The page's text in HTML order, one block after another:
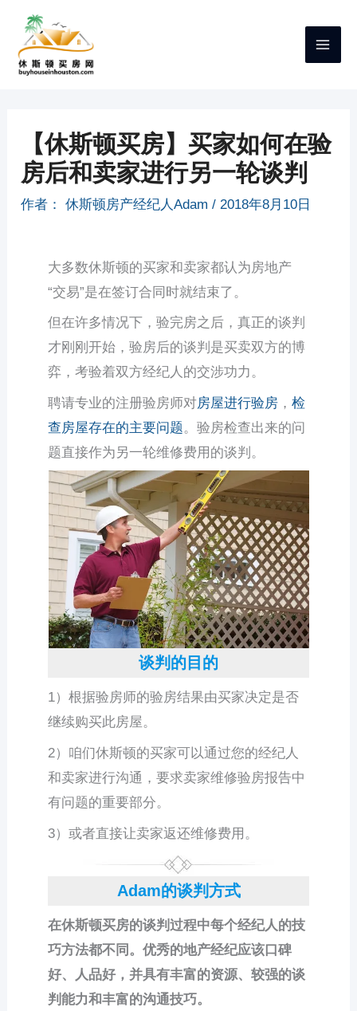
【休斯顿买房】买家如何在验
房后和卖家进行另一轮谈判
作者： 休斯顿房产经纪人Adam/ 2018年8月10日
大多数休斯顿的买家和卖家都认为房地产
“交易”是在签订合同时就结束了。
但在许多情况下，验完房之后，真正的谈判
才刚刚开始，验房后的谈判是买卖双方的博
弈，考验着双方经纪人的交涉功力。
聘请专业的注册验房师对房屋进行验房 ，检
查房屋存在的主要问题。验房检查出来的问
题直接作为另一轮维修费用的谈判。
谈判的目的
1）根据验房师的验房结果由买家决定是否
继续购买此房屋。
2）咱们休斯顿的买家可以通过您的经纪人
和卖家进行沟通，要求卖家维修验房报告中
有问题的重要部分。
3）或者直接让卖家返还维修费用。
Adam的谈判方式
在休斯顿买房的谈判过程中每个经纪人的技
巧方法都不同。优秀的地产经纪应该口碑
好、人品好，并具有丰富的资源、较强的谈
判能力和丰富的沟通技巧。